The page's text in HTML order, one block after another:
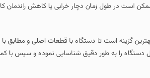
ممکن است در طول زمان دچار خرابی یا کاهش راندمان
گزینه است تا دستگاه با قطعات اصلی و مطابق
دستگاه را به‌ طور دقیق شناسایی نموده و سپس با